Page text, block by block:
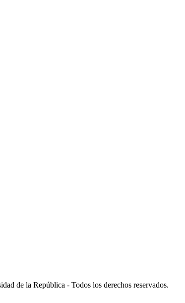
de la República - Todos los derechos reservados.